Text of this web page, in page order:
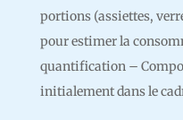
portions (assiettes,
pour estimer la
quantification –
initialement dans le